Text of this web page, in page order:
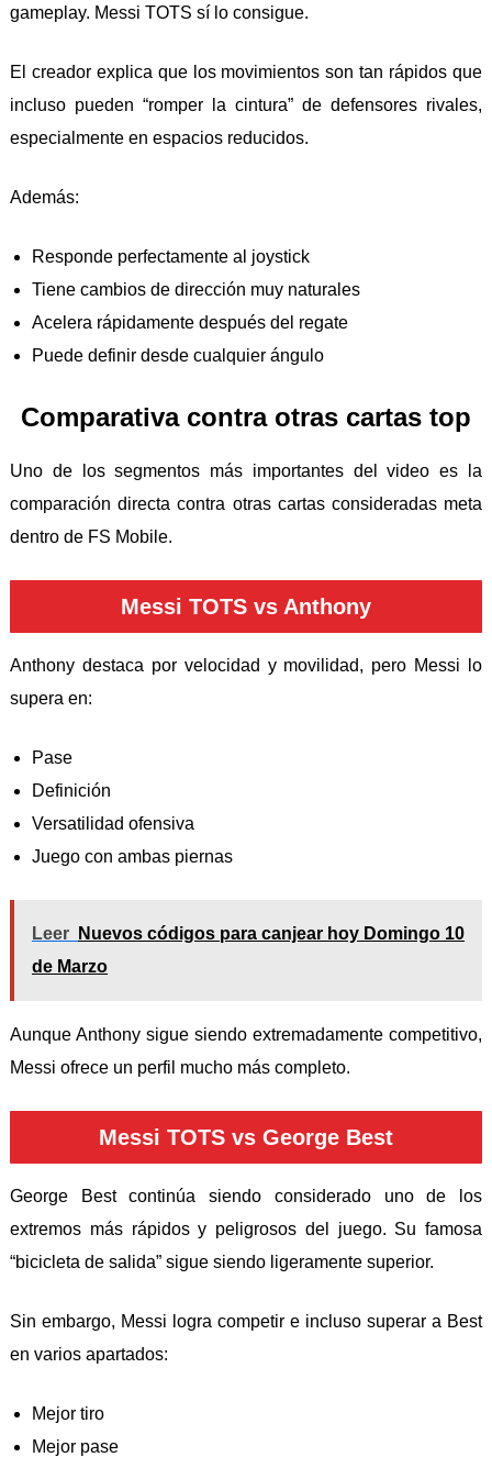
gameplay. Messi TOTS sí lo consigue.
El creador explica que los movimientos son tan rápidos que
incluso pueden “romper la cintura” de defensores rivales,
especialmente en espacios reducidos.
Además:
Responde perfectamente al joystick
Tiene cambios de dirección muy naturales
Acelera rápidamente después del regate
Puede definir desde cualquier ángulo
Comparativa contra otras cartas top
Uno de los segmentos más importantes del video es la
comparación directa contra otras cartas consideradas meta
dentro de FS Mobile.
Messi TOTS vs Anthony
Anthony destaca por velocidad y movilidad, pero Messi lo
supera en:
Pase
Definición
Versatilidad ofensiva
Juego con ambas piernas
Leer
Nuevos códigos para canjear hoy Domingo 10
de Marzo
Aunque Anthony sigue siendo extremadamente competitivo,
Messi ofrece un perfil mucho más completo.
Messi TOTS vs George Best
George Bestcontinúa siendo considerado uno de los
extremos más rápidos y peligrosos del juego. Su famosa
“bicicleta de salida” sigue siendo ligeramente superior.
Sin embargo, Messi logra competir e incluso superar a Best
en varios apartados:
Mejor tiro
Mejor pase